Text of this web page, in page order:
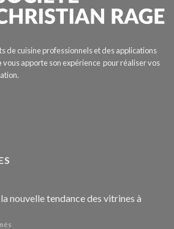
de cuisine professionnels et des applications
vous apporte son expérience pour réaliser vos
nouvelle tendance des vitrines à